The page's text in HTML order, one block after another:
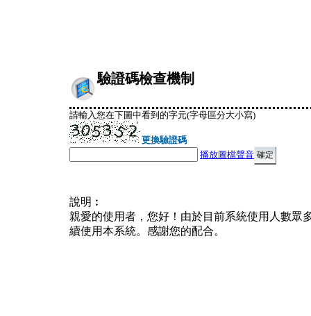
驗證碼檢查機制
請輸入您在下圖中看到的字元(字母區分大小寫)
更換驗證碼
播放圖檔聲音
說明︰
親愛的使用者，您好！由於目前系統使用人數眾
續使用本系統。感謝您的配合。